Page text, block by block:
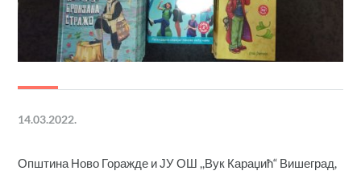
14.03.2022.
Општина Ново Горажде и ЈУ ОШ ,,Вук Караџић“ Вишеград,